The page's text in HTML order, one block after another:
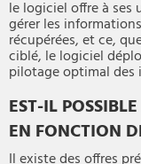
le logiciel offre à
gérer les
récupérées, et ce,
ciblé, le logiciel
pilotage optimal des
EST-IL
EN FONCTION